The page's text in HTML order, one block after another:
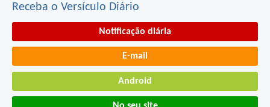
Receba o Versículo Diário
Notificação diária
E-mail
Android